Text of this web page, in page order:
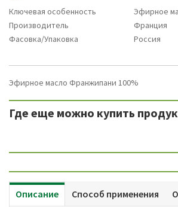
Франжипани
Натуральное
Ключевая особенность
Эфирное
Производитель
Франция
Фасовка/Упаковка
Россия
Эфирное масло Франжипани 100%
Где еще можно купить
Описание Способ применения